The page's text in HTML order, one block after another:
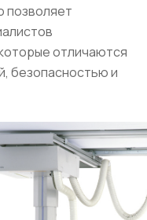
позволяет
отличаются
безопасностью и